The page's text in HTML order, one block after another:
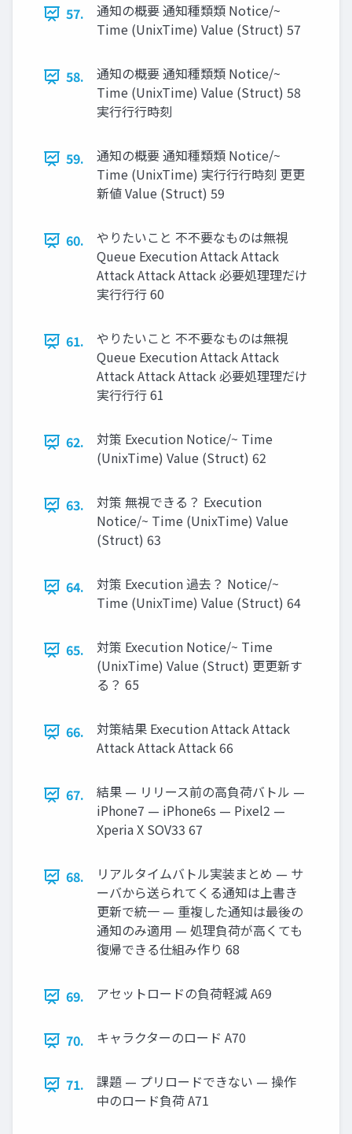
57.
通知の概要 通知種類類 Notice/~
Time (UnixTime) Value (Struct) 57
58.
通知の概要 通知種類類 Notice/~
Time (UnixTime) Value (Struct) 58
実⾏行行時刻
59.
通知の概要 通知種類類 Notice/~
Time (UnixTime) 実⾏行行時刻 更更
新値 Value (Struct) 59
60.
やりたいこと 不不要なものは無視
Queue Execution Attack Attack
Attack Attack Attack 必要処理理だけ
実⾏行行 60
61.
やりたいこと 不不要なものは無視
Queue Execution Attack Attack
Attack Attack Attack 必要処理理だけ
実⾏行行 61
62.
対策 Execution Notice/~ Time
(UnixTime) Value (Struct) 62
63.
対策 無視できる？ Execution
Notice/~ Time (UnixTime) Value
(Struct) 63
64.
対策 Execution 過去？ Notice/~
Time (UnixTime) Value (Struct) 64
65.
対策 Execution Notice/~ Time
(UnixTime) Value (Struct) 更更新す
る？ 65
66.
対策結果 Execution Attack Attack
Attack Attack Attack 66
67.
結果 — リリース前の高負荷バトル —
iPhone7 — iPhone6s — Pixel2 —
Xperia X SOV33 67
68.
リアルタイムバトル実装まとめ — サ
ーバから送られてくる通知は上書き
更新で統一 — 重複した通知は最後の
通知のみ適用 — 処理負荷が高くても
復帰できる仕組み作り 68
69. アセットロードの負荷軽減 A69
70. キャラクターのロード A70
71.
課題 — プリロードできない — 操作
中のロード負荷 A71